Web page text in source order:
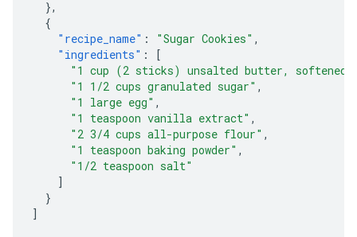
},
{
"recipe_name" : "Sugar Cookies" ,
"ingredients" :
[
"1 cup (2 sticks) unsalted butter, softened"
"1 1/2 cups granulated sugar" ,
"1 large egg" ,
"1 teaspoon vanilla extract" ,
"2 3/4 cups all-purpose flour" ,
"1 teaspoon baking powder" ,
"1/2 teaspoon salt"
]
}
]